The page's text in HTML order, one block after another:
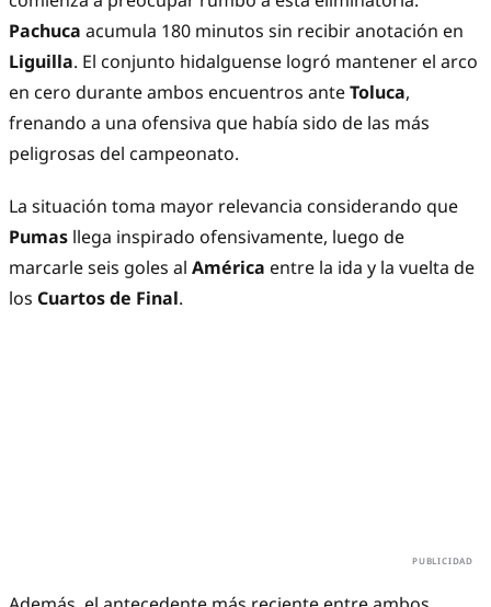
Pachuca acumula 180 minutos sin recibir anotación en
Liguilla. El conjunto hidalguense logró mantener el arco
en cero durante ambos encuentros anteToluca,
frenando a una ofensiva que había sido de las más
peligrosas del campeonato.
La situación toma mayor relevancia considerando que
Pumas llega inspirado ofensivamente, luego de
marcarle seis goles al América entre la ida y la vuelta de
los Cuartos de Final.